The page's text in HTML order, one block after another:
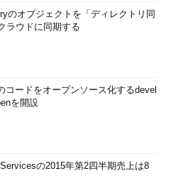
」では、証明書の問題を調査
MVP：Cloud and Datacenter
2016）。SIer、IT出版社、中堅
キュメント作成、事例取材など
のオブジェクトを「ディレクトリ同
ラウドに同期する
コードをオープンソース化するdevel
を開設
の2015年第2四半期売上は8